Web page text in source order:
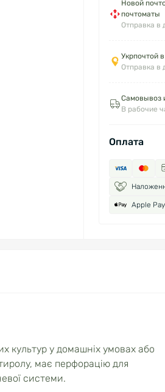
Новой
почтоматы
Отправка в
Укрпочтой
Отправка в
Самовывоз
В рабочие
Оплата
Apple Pay
культур у домашніх умовах або
має перфорацію для
системи.